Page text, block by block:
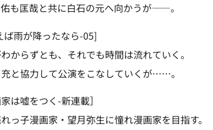
も匡哉と共に白石の元へ向かうが――。
ば雨が降ったなら-05]
からずとも、それでも時間は流れていく。
と協力して公演をこなしていくが……。
は嘘をつく-新連載］
っ子漫画家・望月弥生に憧れ漫画家を目指す。